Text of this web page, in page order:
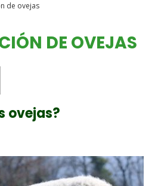
de ovejas
DE OVEJAS
ovejas?